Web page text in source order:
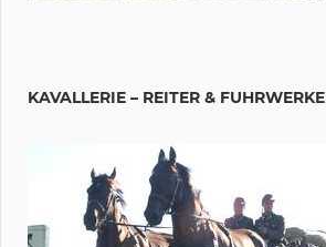
KAVALLERIE – REITER & FUHRWERKE